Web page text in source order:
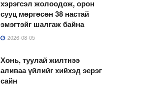
хэрэгсэл жолоодож, орон
сууц мөргөсөн 38 настай
эмэгтэйг шалгаж байна
2026-08-05
Хонь, туулай жилтнээ
аливаа үйлийг хийхэд эерэг
сайн